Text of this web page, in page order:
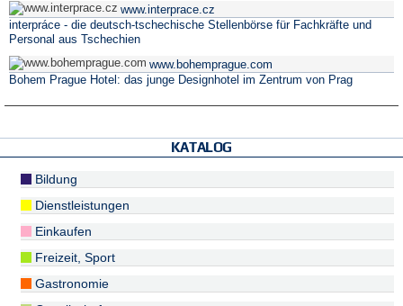
www.interprace.cz
interpráce - die deutsch-tschechische Stellenbörse für Fachkräfte und
Personal aus Tschechien
www.bohemprague.com
Bohem Prague Hotel: das junge Designhotel im Zentrum von Prag
KATALOG
Bildung
Dienstleistungen
Einkaufen
Freizeit, Sport
Gastronomie